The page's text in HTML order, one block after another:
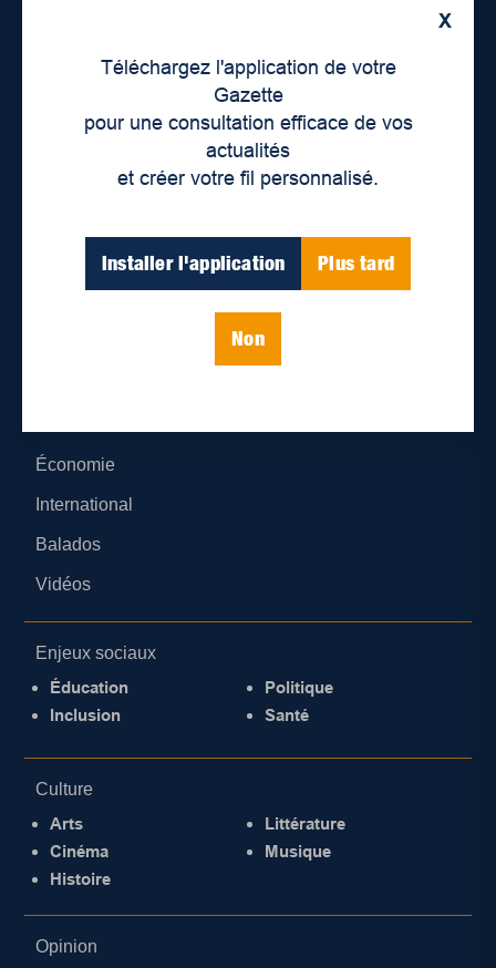
X
Téléchargez l'application de votre
Gazette
pour une consultation efficace de vos
actualités
et créer votre fil personnalisé.
Installer l'application Plus tard
Non
Lieux de distribution
Économie
International
Balados
Vidéos
Enjeux sociaux
Éducation
Inclusion
Politique
Santé
Culture
Arts
Cinéma
Histoire
Littérature
Musique
Opinion